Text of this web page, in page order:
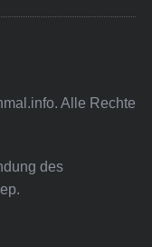
Alle Rechte
des
.